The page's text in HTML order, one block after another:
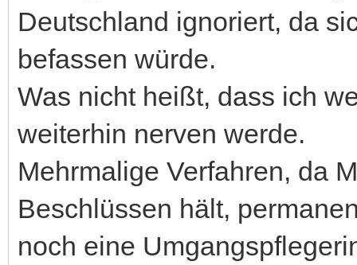
Deutschland ignoriert, da
befassen würde.
Was nicht heißt, dass ich
weiterhin nerven werde.
Mehrmalige Verfahren, da
Beschlüssen hält,
noch eine